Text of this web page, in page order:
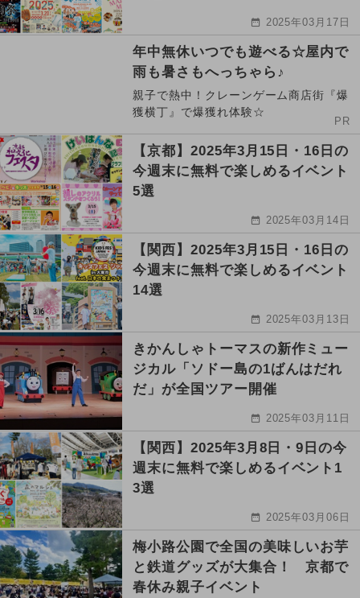
2025年03月17日
年中無休いつでも遊べる☆屋内で
雨も暑さもへっちゃら♪
親子で熱中！クレーンゲーム商店街『爆
獲横丁』で爆獲れ体験☆
PR
【京都】2025年3月15日・16日の
今週末に無料で楽しめるイベント
5選
2025年03月14日
【関西】2025年3月15日・16日の
今週末に無料で楽しめるイベント
14選
2025年03月13日
きかんしゃトーマスの新作ミュー
ジカル「ソドー島の1ばんはだれ
だ」が全国ツアー開催
2025年03月11日
【関西】2025年3月8日・9日の今
週末に無料で楽しめるイベント1
3選
2025年03月06日
梅小路公園で全国の美味しいお芋
と鉄道グッズが大集合！ 京都で
春休み親子イベント